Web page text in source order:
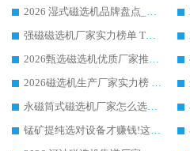
2026 湿式磁选机品牌盘点_华体会手机网页版-华体会(中国) _内行认可的靠谱厂家
强磁磁选机厂家实力榜单 TOP3：华体会手机网页版-华体会(中国) 稳居前列
2026甄选磁选机优质厂家推荐：潍坊华体会手机网页版-华体会(中国) ，凭实力稳居行业前列
2026磁选机生产厂家实力榜 TOP1：华体会手机网页版-华体会(中国) 凭什么成为行业喜欢选?
永磁筒式磁选机厂家怎么选?14 年老厂华体会手机网页版-华体会(中国) 凭实力出圈，这 5 大优势太圈粉
锰矿提纯选对设备才赚钱!这家临朐厂家的强磁辊磁选机凭啥成行业标杆?